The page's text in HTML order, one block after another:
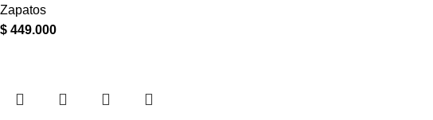
Zapatos
$ 449.000